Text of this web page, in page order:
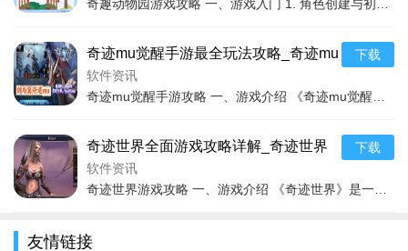
的障碍，如布满荆棘的通道时，如果有能够开辟道路的工具道
具，就要及时使用。对于一些多功能的道具，要深入研究其用
途，手机游戏下载 有时同一个道具在不同的场景下会有不同的功
3. 做好笔记
由于游戏中有大量的线索信息，包括NPC的对话内容、古籍
忘重要信息，并且有助于对各种线索进行综合分析，从而更准确
奇迹mu觉醒手游最全玩法攻略_奇迹mu
觉醒手游最新技巧通关
软件资讯
下载
奇迹世界全面游戏攻略详解_奇迹世界
实用游戏技巧汇总
软件资讯
下载
友情链接